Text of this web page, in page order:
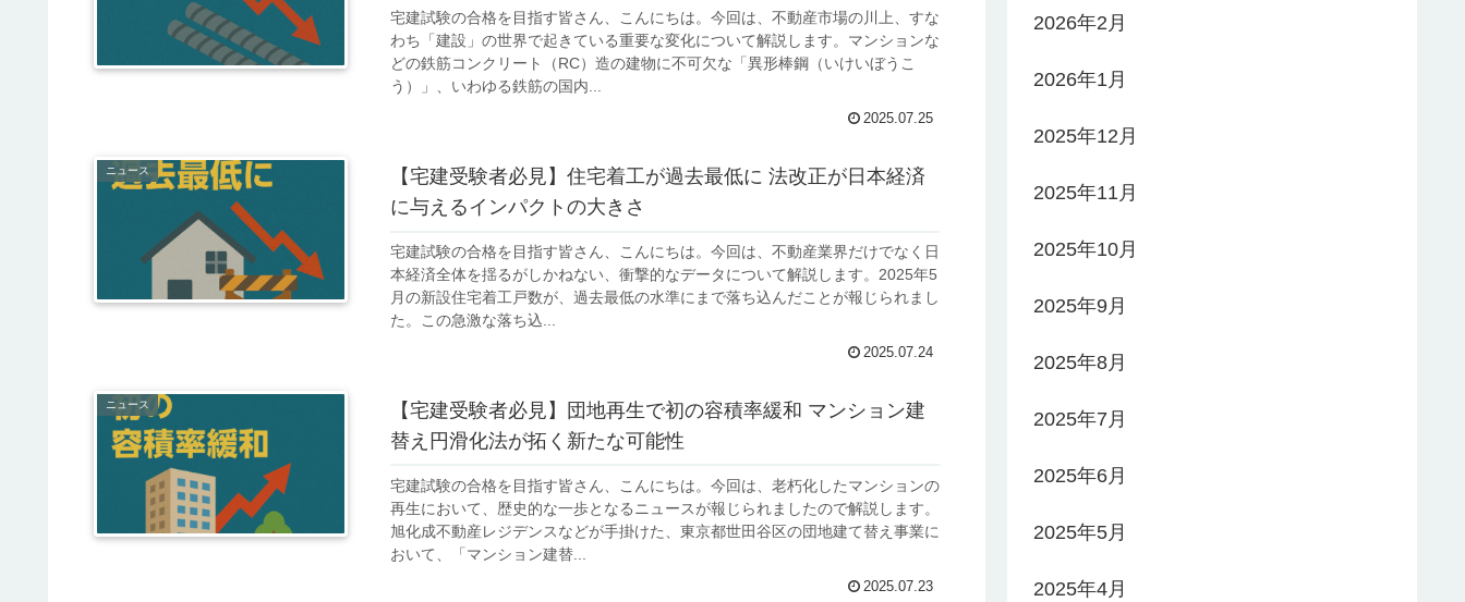
宅建試験の合格を目指す皆さん、こんにちは。今回は、不動産市場の川上、すな
わち「建設」の世界で起きている重要な変化について解説します。マンションな
どの鉄筋コンクリート（RC）造の建物に不可欠な「異形棒鋼（いけいぼうこ
う）」、いわゆる鉄筋の国内...
2025.07.25
ニュース
【宅建受験者必見】住宅着工が過去最低に 法改正が日本経済
に与えるインパクトの大きさ
宅建試験の合格を目指す皆さん、こんにちは。今回は、不動産業界だけでなく日
本経済全体を揺るがしかねない、衝撃的なデータについて解説します。2025年5
月の新設住宅着工戸数が、過去最低の水準にまで落ち込んだことが報じられまし
た。この急激な落ち込...
2025.07.24
ニュース
【宅建受験者必見】団地再生で初の容積率緩和 マンション建
替え円滑化法が拓く新たな可能性
宅建試験の合格を目指す皆さん、こんにちは。今回は、老朽化したマンションの
再生において、歴史的な一歩となるニュースが報じられましたので解説します。
旭化成不動産レジデンスなどが手掛けた、東京都世田谷区の団地建て替え事業に
おいて、「マンション建替...
2025.07.23
2026年2月
2026年1月
2025年12月
2025年11月
2025年10月
2025年9月
2025年8月
2025年7月
2025年6月
2025年5月
2025年4月